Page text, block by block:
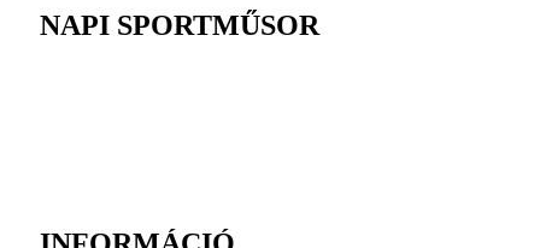
NAPI SPORTMŰSOR